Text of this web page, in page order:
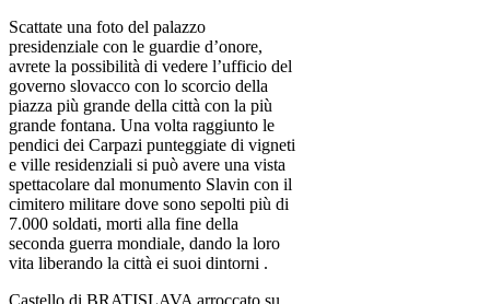
Scattate una foto del palazzo
presidenziale con le guardie d’onore,
avrete la possibilità di vedere l’ufficio del
governo slovacco con lo scorcio della
piazza più grande della città con la più
grande fontana. Una volta raggiunto le
pendici dei Carpazi punteggiate di vigneti
e ville residenziali si può avere una vista
spettacolare dal monumento Slavin con il
cimitero militare dove sono sepolti più di
7.000 soldati, morti alla fine della
seconda guerra mondiale, dando la loro
vita liberando la città ei suoi dintorni .
Castello di BRATISLAVA arroccato su